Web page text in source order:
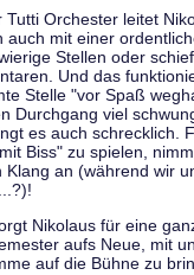
Tutti Orchester leitet
auch mit einer
Stellen oder
Und das
Stelle "vor Spaß
Durchgang viel
es auch schrecklich.
Biss" zu spielen,
Klang an (während wir
Nikolaus für eine
aufs Neue, mit
auf die Bühne zu